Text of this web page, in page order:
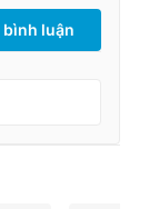
bình luận